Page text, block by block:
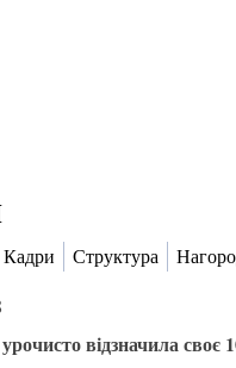
Кадри Структура
відзначила своє